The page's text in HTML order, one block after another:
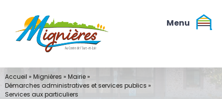
contenu
Accueil » Mignières » Mairie»
Démarches administratives et services publics »
Services aux particuliers